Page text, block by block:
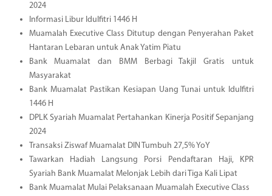
2024
Informasi Libur Idulfitri 1446 H
Muamalah Executive Class Ditutup dengan Penyerahan Paket
Hantaran Lebaran untuk Anak Yatim Piatu
Bank Muamalat dan BMM Berbagi Takjil Gratis untuk
Masyarakat
Bank Muamalat Pastikan Kesiapan Uang Tunai untuk Idulfitri
1446 H
DPLK Syariah Muamalat Pertahankan Kinerja Positif Sepanjang
2024
Transaksi Ziswaf Muamalat DIN Tumbuh 27,5% YoY
Tawarkan Hadiah Langsung Porsi Pendaftaran Haji, KPR
Syariah Bank Muamalat Melonjak Lebih dari Tiga Kali Lipat
Bank Muamalat Mulai Pelaksanaan Muamalah Executive Class